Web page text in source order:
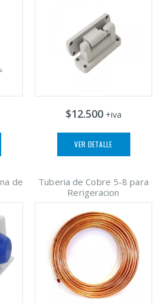
$12.500 +iva
VER DETALLE
de
Tuberia de Cobre 5-8 para
Rerigeracion